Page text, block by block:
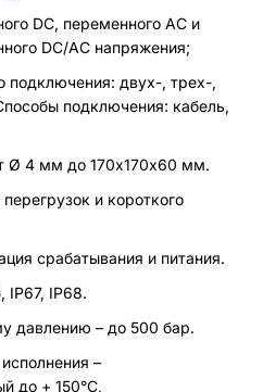
DC, переменного AC и
DC/AC напряжения;
подключения: двух-, трех-,
подключения: кабель,
Ø 4 мм до 170х170х60 мм.
и короткого
срабатывания и питания.
IP67, IP68.
давлению – до 500 бар.
–
до + 150°С,